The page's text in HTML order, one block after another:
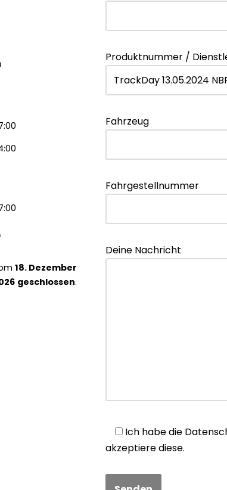
18. Dezember
geschlossen.
Produktnummer /
Fahrzeug
Fahrgestellnummer
Deine Nachricht
Ich habe die
akzeptiere diese.